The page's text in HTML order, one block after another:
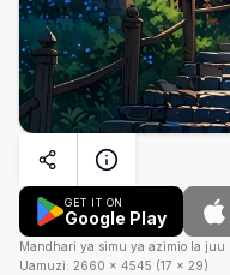
GET IT ON
Google Play
Mandhari ya simu ya azimio la juu
Uamuzi: 2660 × 4545 (17 × 29)